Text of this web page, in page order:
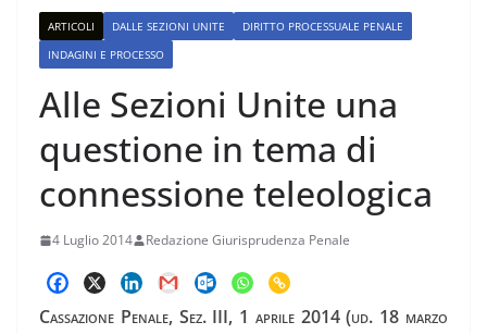
ARTICOLI DALLE SEZIONI UNITE
DIRITTO PROCESSUALE PENALE
INDAGINI E PROCESSO
Alle Sezioni Unite una
questione in tema di
connessione teleologica
4 Luglio 2014 Redazione Giurisprudenza Penale
Cassazione Penale, Sez. III, 1 aprile 2014 (ud. 18 marzo